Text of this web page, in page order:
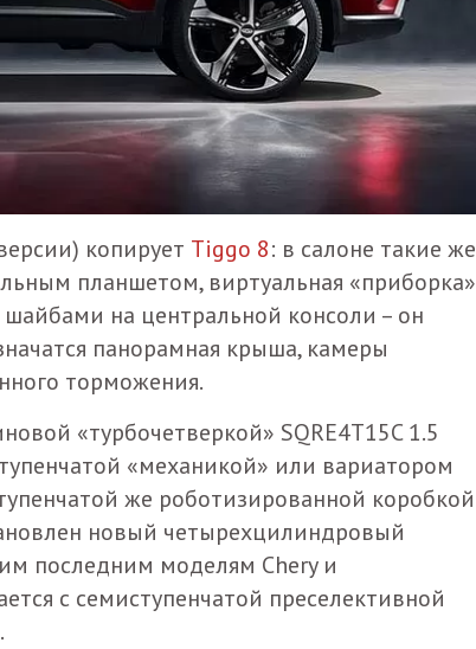
копирует Tiggo 8: в салоне такие же
планшетом, виртуальная «приборка»
шайбами на центральной консоли – он
панорамная крыша, камеры
торможения.
«турбочетверкой» SQRE4T15C 1.5
«механикой» или вариатором
же роботизированной коробкой
новый четырехцилиндровый
последним моделям Chery и
с семиступенчатой преселективной